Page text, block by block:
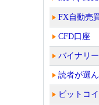
FX自動売
CFD口座
バイナリ
読者が選
ビットコ